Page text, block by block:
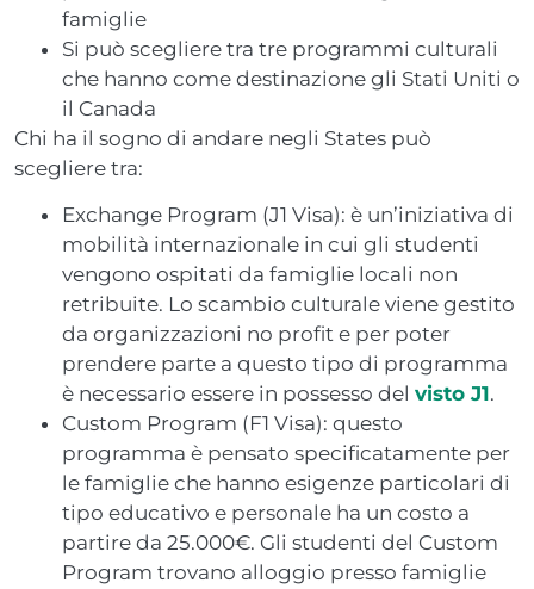
famiglie
Si può scegliere tra tre programmi culturali
che hanno come destinazione gli Stati Uniti o
il Canada
Chi ha il sogno di andare negli States può
scegliere tra:
Exchange Program (J1 Visa): è un’iniziativa di
mobilità internazionale in cui gli studenti
vengono ospitati da famiglie locali non
retribuite. Lo scambio culturale viene gestito
da organizzazioni no profit e per poter
prendere parte a questo tipo di programma
è necessario essere in possesso del visto J1.
Custom Program (F1 Visa): questo
programma è pensato specificatamente per
le famiglie che hanno esigenze particolari di
tipo educativo e personale ha un costo a
partire da 25.000€. Gli studenti del Custom
Program trovano alloggio presso famiglie